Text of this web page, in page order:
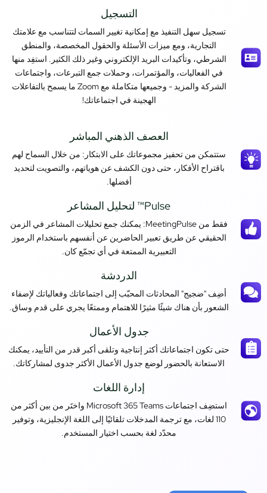
التسجيل
تسجيل سهل التنفيذ مع إمكانية تغيير السمات لتتناسب مع علامتك
التجارية، ومع ميزات الأسئلة والحقول المخصصة، والمنطق
الشرطي، وتأكيدات البريد الإلكتروني وغير ذلك الكثير. استفِد منها
في الفعاليات، والمؤتمرات، وحملات جمع التبرعات، واجتماعات
الشركة والمزيد - وجميعها متكاملة مع Zoom ما يسمح بالتفاعلات
الهجينة في اجتماعاتك!
العصف الذهني المباشر
ستتمكن من تحفيز مجموعاتك على الابتكار: من خلال السماح لهم
باقتراح الأفكار، حتى دون الكشف عن هوياتهم، والتصويت لتحديد
أفضلها.
Pulse™ لتحليل المشاعر
فقط من MeetingPulse: يمكنك جمع تحليلات المشاعر في الزمن
الحقيقي عن طريق تعبير الحاضرين عن أنفسهم باستخدام الرموز
التعبيرية الممتعة في أي تجمّع كان.
الدردشة
أضِف "ضجيج" المحادثات المحبّب إلى اجتماعاتك وفعالياتك لإضفاء
الشعور بأن هناك شيئًا مثيرًا للاهتمام وممتعًا يجري على قدم وساق.
جدول الأعمال
حتى تكون اجتماعاتك أكثر إنتاجية وتلقى أكبر قدر من التأييد، يمكنك
الاستعانة بالحضور لوضع جدول الأعمال الأكثر جدوى لمشاركاتك.
إدارة اللغات
استضِف اجتماعات Microsoft 365 Teams واختَر من بين أكثر من
110 لغات، مع ترجمة المدخلات تلقائيًا إلى اللغة الإنجليزية، وتوفير
محدّد لغة بحسب اختيار المستخدم.